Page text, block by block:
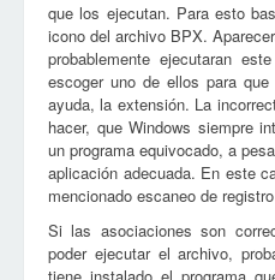
que los ejecutan. Para esto
icono del archivo BPX.
probablemente ejecutaran
escoger uno de ellos para
ayuda, la extensión. La
hacer, que Windows siempre
un programa equivocado, a
aplicación adecuada. En este
mencionado escaneo de
Si las asociaciones son
poder ejecutar el archivo,